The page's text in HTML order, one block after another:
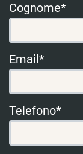
Cognome*
Email*
Telefono*